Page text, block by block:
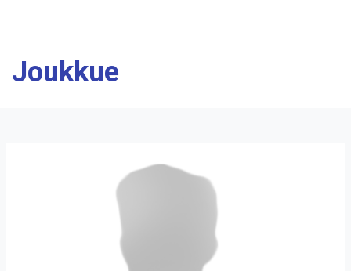
Joukkue